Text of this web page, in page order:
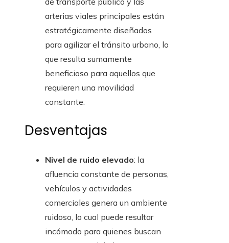
arterias viales principales están
estratégicamente diseñados
para agilizar el tránsito urbano, lo
que resulta sumamente
beneficioso para aquellos que
requieren una movilidad
constante.
Desventajas
Nivel de ruido elevado: la
afluencia constante de personas,
vehículos y actividades
comerciales genera un ambiente
ruidoso, lo cual puede resultar
incómodo para quienes buscan